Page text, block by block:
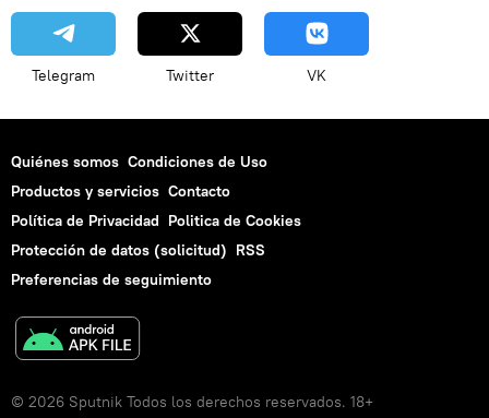
Telegram Twitter VK
Quiénes somos Condiciones de Uso
Productos y servicios Contacto
Política de Privacidad Politica de Cookies
Protección de datos (solicitud) RSS
Preferencias de seguimiento
© 2026 Sputnik Todos los derechos reservados. 18+